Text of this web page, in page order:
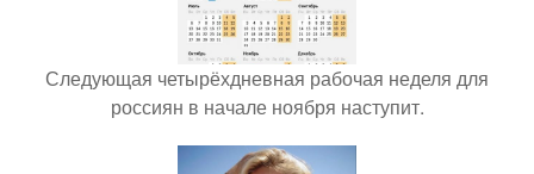
Следующая четырёхдневная рабочая неделя для
россиян в начале ноября наступит.